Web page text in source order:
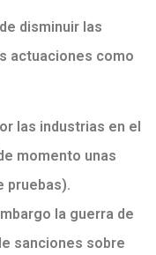
disminuir las
actuaciones como
las industrias en el
momento unas
pruebas).
la guerra de
sanciones sobre